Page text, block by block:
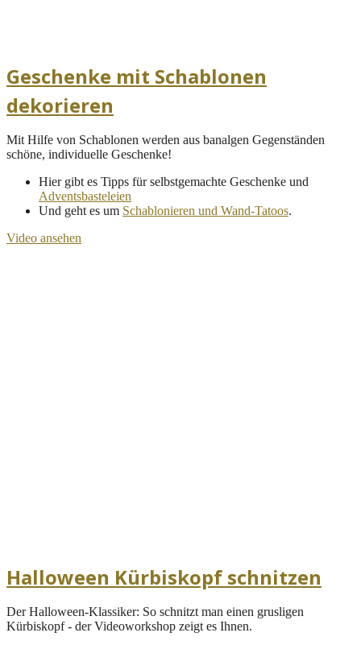
Geschenke mit Schablonen
dekorieren
Mit Hilfe von Schablonen werden aus banalgen Gegenständen
schöne, individuelle Geschenke!
Hier gibt es Tipps für selbstgemachte Geschenke und
Adventsbasteleien
Und geht es um Schablonieren und Wand-Tatoos.
Video ansehen
Halloween Kürbiskopf schnitzen
Der Halloween-Klassiker: So schnitzt man einen grusligen
Kürbiskopf - der Videoworkshop zeigt es Ihnen.